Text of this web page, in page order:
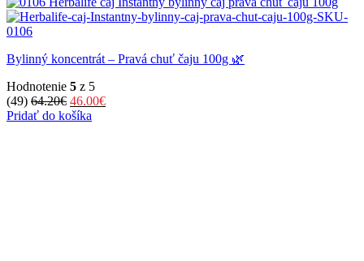
Bylinný koncentrát – Pravá chuť čaju 100g 🌿
Hodnotenie 5 z 5
(49) 64.20€ Pôvodná
cena
46.00€Aktuálna
Pridať do košíka